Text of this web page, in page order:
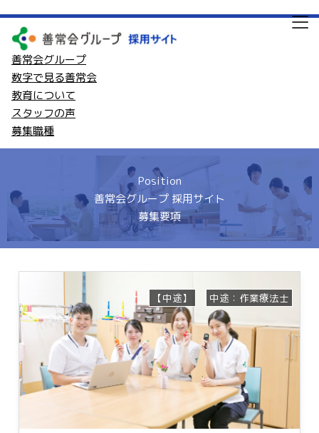
善常会グループ
数字で見る善常会
教育について
スタッフの声
募集職種
Position
善常会グループ 採用サイト
募集要項
【中途】 中途：作業療法士